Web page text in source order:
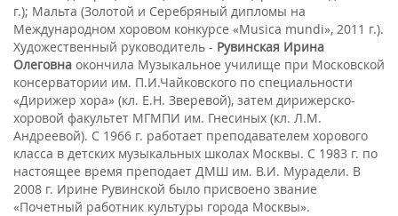
г.); Мальта (Золотой и Серебряный дипломы на
Международном хоровом конкурсе «Musica mundi», 2011 г.).
Художественный руководитель - Рувинская Ирина
Олеговна окончила Музыкальное училище при Московской
консерватории им. П.И.Чайковского по специальности
«Дирижер хора» (кл. Е.Н. Зверевой), затем дирижерско-
хоровой факультет МГМПИ им. Гнесиных (кл. Л.М.
Андреевой). С 1966 г. работает преподавателем хорового
класса в детских музыкальных школах Москвы. С 1983 г. по
настоящее время преподает ДМШ им. В.И. Мурадели. В
2008 г. Ирине Рувинской было присвоено звание
«Почетный работник культуры города Москвы».